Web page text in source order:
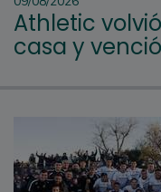
Athletic
casa y